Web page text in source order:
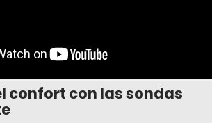
confort con las sondas